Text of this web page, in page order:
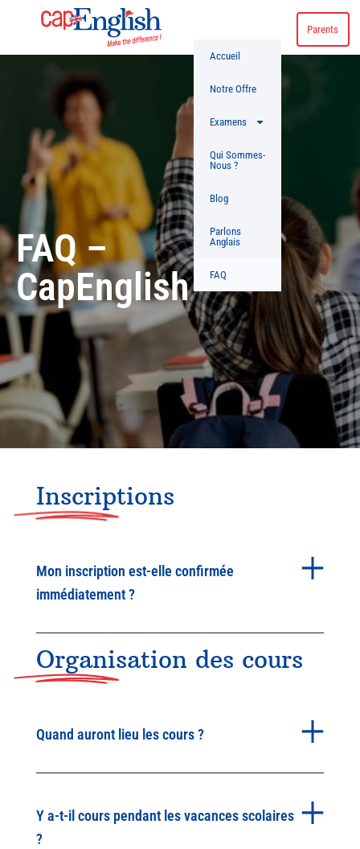
Accueil
Notre Offre
Examens
Qui Sommes-
Nous ?
Blog
Parlons
Anglais
FAQ
Parents
FAQ –
CapEnglish
Inscriptions
Mon inscription est-elle confirmée
immédiatement ?
Organisation des cours
Quand auront lieu les cours ?
Y a-t-il cours pendant les vacances scolaires
?